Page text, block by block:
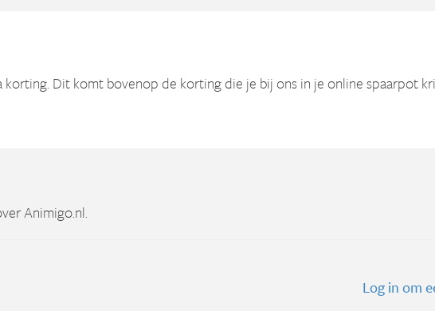
korting. Dit komt bovenop de korting die je bij ons in je online spaarpot
Animigo.nl.
Log in om